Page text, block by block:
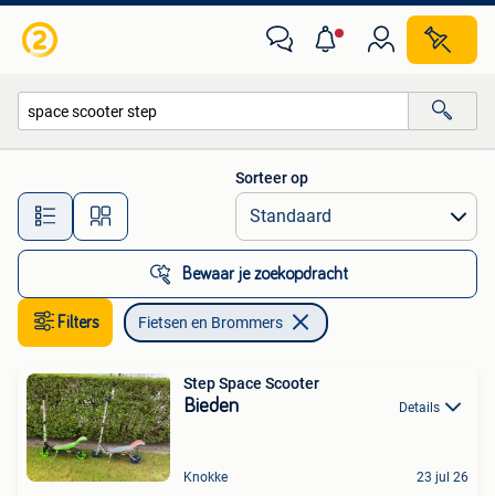
Alle afstanden…
Sorteer op
Bewaar je zoekopdracht
Filters Fietsen en Brommers
Step Space Scooter
Bieden Details
Knokke 23 jul 26